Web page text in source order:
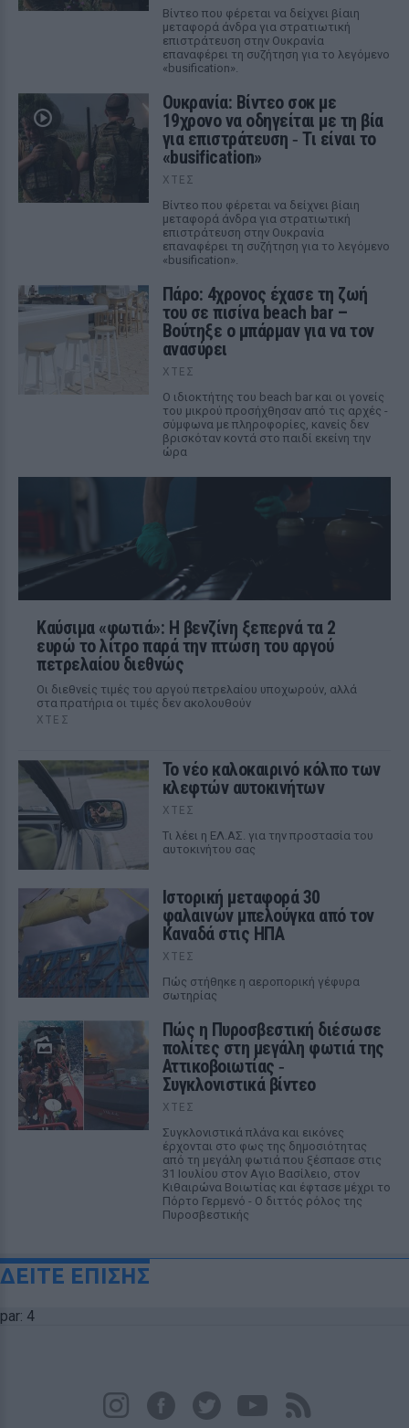
Βίντεο που φέρεται να δείχνει βίαιη
μεταφορά άνδρα για στρατιωτική
επιστράτευση στην Ουκρανία
επαναφέρει τη συζήτηση για το λεγόμενο
«busification».
Ουκρανία: Βίντεο σοκ με
19χρονο να οδηγείται με τη βία
για επιστράτευση ‑ Τι είναι το
«busification»
ΧΤΕΣ
Βίντεο που φέρεται να δείχνει βίαιη
μεταφορά άνδρα για στρατιωτική
επιστράτευση στην Ουκρανία
επαναφέρει τη συζήτηση για το λεγόμενο
«busification».
Πάρο: 4χρονος έχασε τη ζωή
του σε πισίνα beach bar –
Βούτηξε ο μπάρμαν για να τον
ανασύρει
ΧΤΕΣ
Ο ιδιοκτήτης του beach bar και οι γονείς
του μικρού προσήχθησαν από τις αρχές -
σύμφωνα με πληροφορίες, κανείς δεν
βρισκόταν κοντά στο παιδί εκείνη την
ώρα
Καύσιμα «φωτιά»: Η βενζίνη ξεπερνά τα 2
ευρώ το λίτρο παρά την πτώση του αργού
πετρελαίου διεθνώς
Οι διεθνείς τιμές του αργού πετρελαίου υποχωρούν, αλλά
στα πρατήρια οι τιμές δεν ακολουθούν
ΧΤΕΣ
Το νέο καλοκαιρινό κόλπο των
κλεφτών αυτοκινήτων
ΧΤΕΣ
Tι λέει η ΕΛ.ΑΣ. για την προστασία του
αυτοκινήτου σας
Ιστορική μεταφορά 30
φαλαινών μπελούγκα από τον
Καναδά στις ΗΠΑ
ΧΤΕΣ
Πώς στήθηκε η αεροπορική γέφυρα
σωτηρίας
Πώς η Πυροσβεστική διέσωσε
πολίτες στη μεγάλη φωτιά της
Αττικοβοιωτίας ‑
Συγκλονιστικά βίντεο
ΧΤΕΣ
Συγκλονιστικά πλάνα και εικόνες
έρχονται στο φως της δημοσιότητας
από τη μεγάλη φωτιά που ξέσπασε στις
31 Ιουλίου στον Αγιο Βασίλειο, στον
Κιθαιρώνα Βοιωτίας και έφτασε μέχρι το
Πόρτο Γερμενό - Ο διττός ρόλος της
Πυροσβεστικής
ΔΕΙΤΕ ΕΠΙΣΗΣ
par: 4